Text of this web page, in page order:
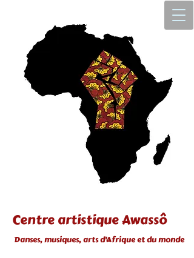
Centre artistique Awassô
Danses, musiques, arts d'Afrique et du monde